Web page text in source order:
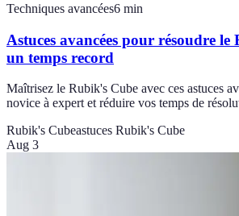
Techniques avancées6 min
Astuces avancées pour résoudre
un temps record
Maîtrisez le Rubik's Cube avec ces astuces
novice à expert et réduire vos temps de
Rubik's Cubeastuces Rubik's Cube
Aug 3